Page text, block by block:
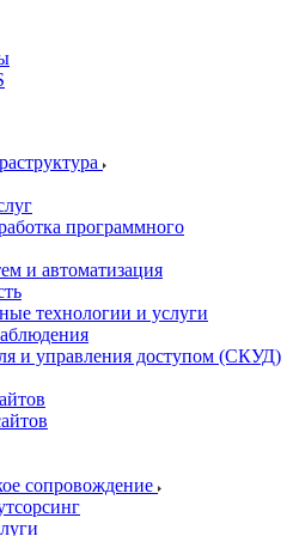
программного
и автоматизация
технологии и услуги
и управления доступом (СКУД)
сопровождение